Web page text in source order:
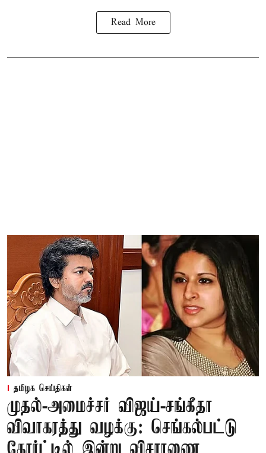
Read More
தமிழக செய்திகள்
முதல்-அமைச்சர் விஜய்-சங்கீதா
விவாகரத்து வழக்கு: செங்கல்பட்டு